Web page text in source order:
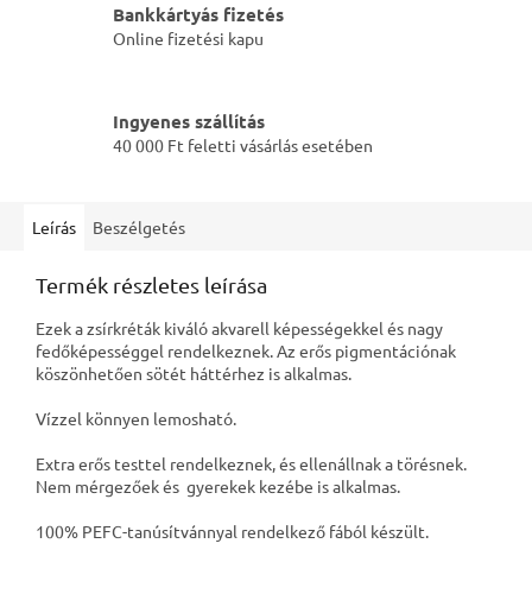
Bankkártyás fizetés
Online fizetési kapu
Ingyenes szállítás
40 000 Ft feletti vásárlás esetében
Leírás Beszélgetés
Termék részletes leírása
Ezek a zsírkréták kiváló akvarell képességekkel és nagy
fedőképességgel rendelkeznek. Az erős pigmentációnak
köszönhetően sötét háttérhez is alkalmas.
Vízzel könnyen lemosható.
Extra erős testtel rendelkeznek, és ellenállnak a törésnek.
Nem mérgezőek és gyerekek kezébe is alkalmas.
100% PEFC-tanúsítvánnyal rendelkező fából készült.